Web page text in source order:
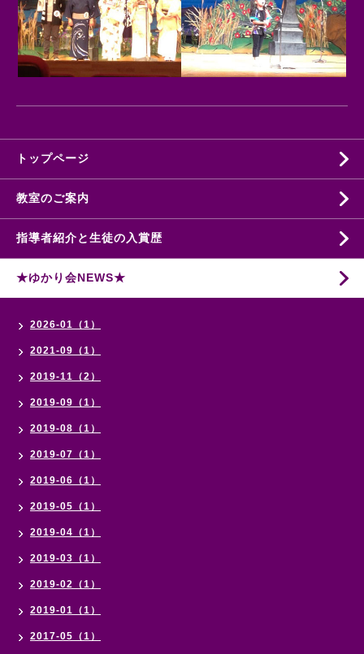
トップページ
教室のご案内
指導者紹介と生徒の入賞歴
★ゆかり会NEWS★
2026-01（1）
2021-09（1）
2019-11（2）
2019-09（1）
2019-08（1）
2019-07（1）
2019-06（1）
2019-05（1）
2019-04（1）
2019-03（1）
2019-02（1）
2019-01（1）
2017-05（1）